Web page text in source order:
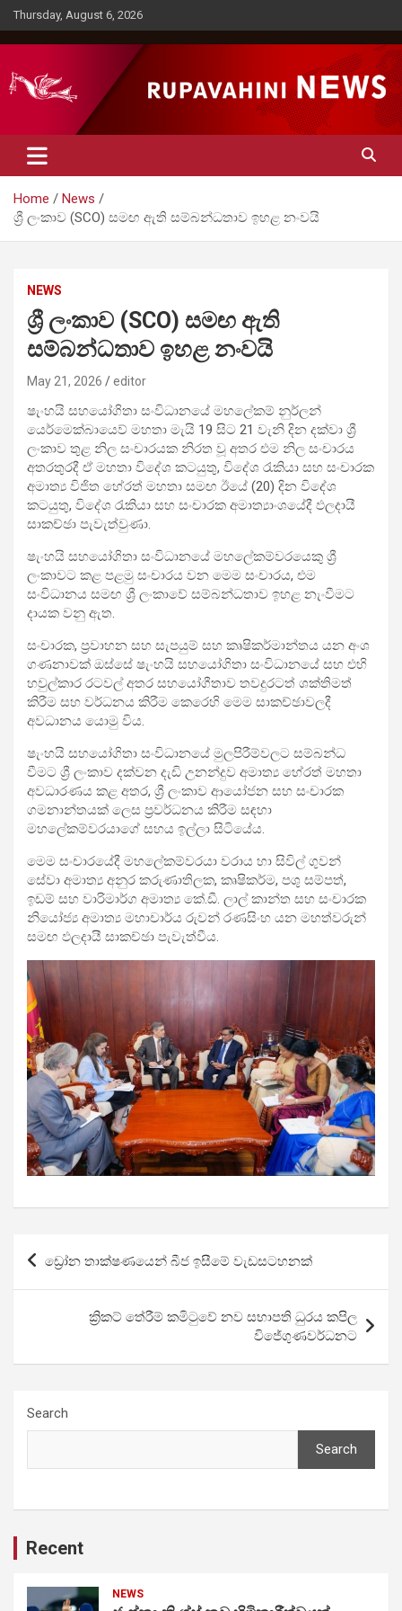
Skip
to
content
Thursday, August 6, 2026
Rupavahini News
Home
News
ශ්‍රී ලංකාව (SCO) සමඟ ඇති සම්බන්ධතාව ඉහළ නංවයි
NEWS
ශ්‍රී ලංකාව (SCO) සමඟ ඇති
සම්බන්ධතාව ඉහළ නංවයි
May 21, 2026 editor
ෂැංහයි සහයෝගිතා සංවිධානයේ මහලේකම් නුර්ලන්
යෙර්මෙක්බායෙව් මහතා මැයි 19 සිට 21 වැනි දින දක්වා ශ්‍රී
ලංකාව තුළ නිල සංචාරයක නිරත වූ අතර එම නිල සංචාරය
අතරතුරදී ඒ මහතා විදේශ කටයුතු, විදේශ රැකියා සහ සංචාරක
අමාත්‍ය විජිත හේරත් මහතා සමඟ ඊයේ (20) දින විදේශ
කටයුතු, විදේශ රැකියා සහ සංචාරක අමාත්‍යාංශයේදී ඵලදායී
සාකච්ඡා පැවැත්වුණා.
ෂැංහයි සහයෝගිතා සංවිධානයේ මහලේකම්වරයෙකු ශ්‍රී
ලංකාවට කළ පළමු සංචාරය වන මෙම සංචාරය, එම
සංවිධානය සමඟ ශ්‍රී ලංකාවේ සම්බන්ධතාව ඉහළ නැංවීමට
දායක වනු ඇත.
සංචාරක, ප්‍රවාහන සහ සැපයුම් සහ කෘෂිකර්මාන්තය යන අංශ
ගණනාවක් ඔස්සේ ෂැංහයි සහයෝගිතා සංවිධානයේ සහ එහි
හවුල්කාර රටවල් අතර සහයෝගීතාව තවදුරටත් ශක්තිමත්
කිරීම සහ වර්ධනය කිරීම කෙරෙහි මෙම සාකච්ඡාවලදී
අවධානය යොමු විය.
ෂැංහයි සහයෝගිතා සංවිධානයේ මුලපිරීම්වලට සම්බන්ධ
වීමට ශ්‍රී ලංකාව දක්වන දැඩි උනන්දුව අමාත්‍ය හේරත් මහතා
අවධාරණය කළ අතර, ශ්‍රී ලංකාව ආයෝජන සහ සංචාරක
ගමනාන්තයක් ලෙස ප්‍රවර්ධනය කිරීම සඳහා
මහලේකම්වරයාගේ සහය ඉල්ලා සිටියේය.
මෙම සංචාරයේදී මහලේකම්වරයා වරාය හා සිවිල් ගුවන්
සේවා අමාත්‍ය අනුර කරුණාතිලක, කෘෂිකර්ම, පශු සම්පත්,
ඉඩම් සහ වාරිමාර්ග අමාත්‍ය කේ.ඩී. ලාල් කාන්ත සහ සංචාරක
නියෝජ්‍ය අමාත්‍ය මහාචාර්ය රුවන් රණසිංහ යන මහත්වරුන්
සමඟ ඵලදායී සාකච්ඡා පැවැත්වීය.
Post
navigation
ඩ්‍රෝන තාක්ෂණයෙන් බීජ ඉසීමේ වැඩසටහනක්
ක්‍රිකට් තේරීම් කමිටුවේ නව සභාපති ධුරය කපිල
විජේගුණවර්ධනට
Search
Search
Recent
NEWS